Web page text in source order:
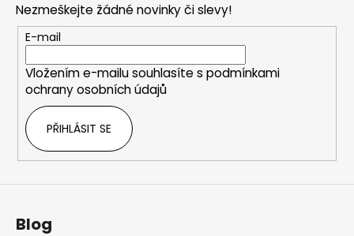
Nezmeškejte žádné novinky či slevy!
E-mail
Vložením e-mailu souhlasíte s podmínkami
ochrany osobních údajů
PŘIHLÁSIT SE
Blog